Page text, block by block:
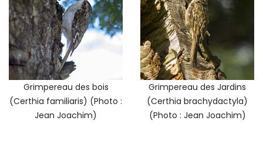
Grimpereau des bois
(Certhia familiaris) (Photo :
Jean Joachim)
Grimpereau des Jardins
(Certhia brachydactyla)
(Photo : Jean Joachim)